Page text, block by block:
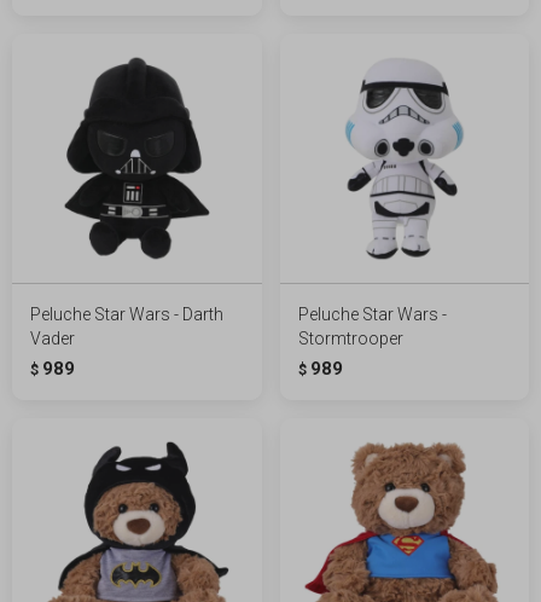
Peluche Star Wars - Darth
Vader
$ 989
Peluche Star Wars -
Stormtrooper
$ 989